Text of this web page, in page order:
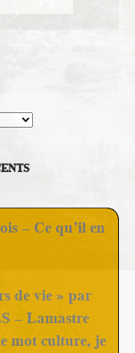
– Ce qu’il en
de vie » par
– Lamastre
mot culture, je